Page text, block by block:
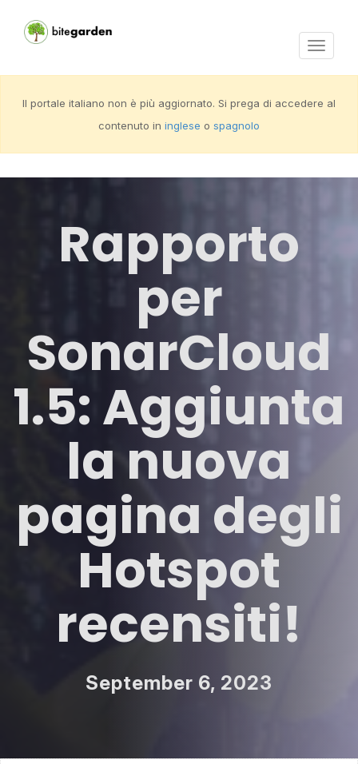
Activar
Il portale italiano non è più aggiornato. Si prega di accedere al
contenuto in inglese o spagnolo
Rapporto
per
SonarCloud
1.5: Aggiunta
la nuova
pagina degli
Hotspot
recensiti!
September 6, 2023